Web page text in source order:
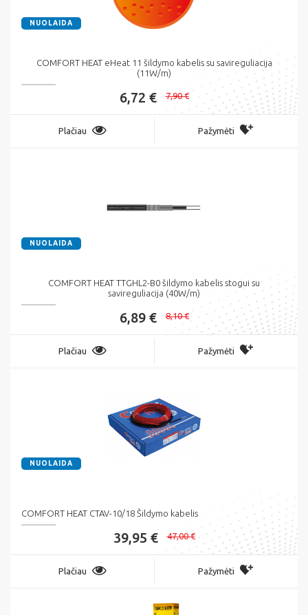
NUOLAIDA
COMFORT HEAT eHeat 11 šildymo kabelis su savireguliacija
(11W/m)
6,72 € 7,90 €
Plačiau Pažymėti
NUOLAIDA
COMFORT HEAT TTGHL2-B0 šildymo kabelis stogui su
savireguliacija (40W/m)
6,89 € 8,10 €
Plačiau Pažymėti
NUOLAIDA
COMFORT HEAT CTAV-10/18 Šildymo kabelis
39,95 € 47,00 €
Plačiau Pažymėti